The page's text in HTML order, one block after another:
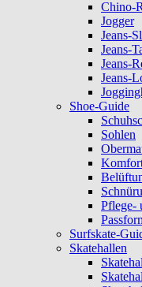
Chino-
Jogger
Jeans-
Jeans-
Jeans-
Jeans-
Shoe-Guide
Sohlen
Pflege-
Surfskate-
Skatehallen